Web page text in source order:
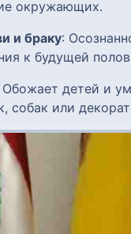
окружающих.
и браку:
к будущей
Обожает детей и
или